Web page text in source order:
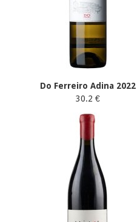
Do Ferreiro Adina 2022
30.2 €